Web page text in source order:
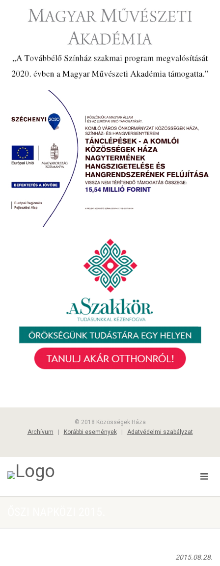
© 2018 Közösségek Háza
Archívum
Korábbi események| Adatvédelmi szabályzat
2015.08.28.